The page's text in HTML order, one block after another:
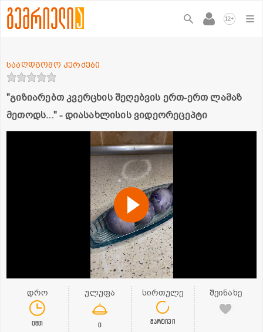
12+
"გიზიარებთ კვერცხის შეღებვის ერთ-ერთ ლამაზ
მეთოდს..." - დიასახლისის ვიდეორეცეპტი
სააღდგომო კერძები
დრო
0წთ
ულუფა
0
სირთულე
მარტივი
შეინახე